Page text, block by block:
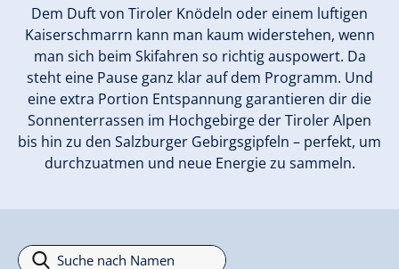
Dem Duft von Tiroler Knödeln oder einem luftigen
Kaiserschmarrn kann man kaum widerstehen, wenn
man sich beim Skifahren so richtig auspowert. Da
steht eine Pause ganz klar auf dem Programm. Und
eine extra Portion Entspannung garantieren dir die
Sonnenterrassen im Hochgebirge der Tiroler Alpen
bis hin zu den Salzburger Gebirgsgipfeln – perfekt, um
durchzuatmen und neue Energie zu sammeln.